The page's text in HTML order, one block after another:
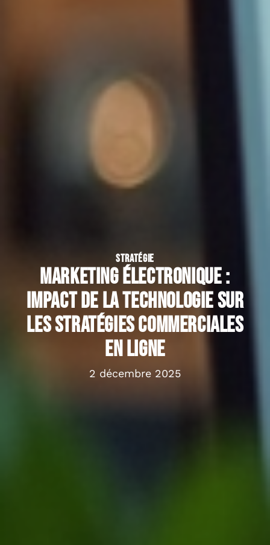
STRATÉGIE
Marketing électronique :
impact de la technologie sur
les stratégies commerciales
en ligne
2 décembre 2025